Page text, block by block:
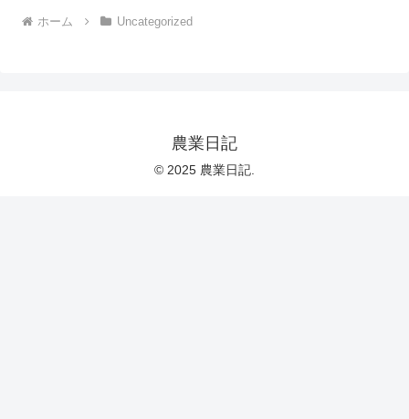
ホーム Uncategorized
農業日記
© 2025 農業日記.